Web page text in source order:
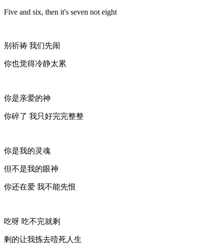
Five and six, then it's seven not eight
别祈祷 我们先闹
你也觉得冷静太累
你是亲爱的神
你碎了 我只好完完整整
你是我的灵魂
但不是我的眼神
你还在爱 我不能先恨
吃呀 吃不完就剩
剩的让我拣去噎死人生